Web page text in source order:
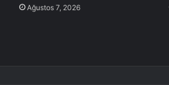
Ağustos 7, 2026